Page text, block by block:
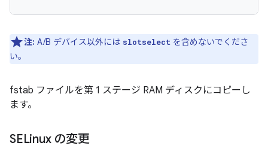
注: A/B デバイス以外には slotselect を含めないでくださ
い。
fstab ファイルを第 1 ステージ RAM ディスクにコピーし
ます。
SELinux の変更